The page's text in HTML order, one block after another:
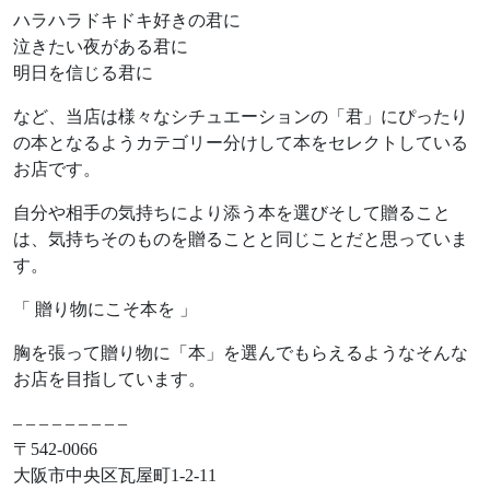
ハラハラドキドキ好きの君に
泣きたい夜がある君に
明日を信じる君に
など、当店は様々なシチュエーションの「君」にぴったり
の本となるようカテゴリー分けして本をセレクトしている
お店です。
自分や相手の気持ちにより添う本を選びそして贈ること
は、気持ちそのものを贈ることと同じことだと思っていま
す。
「 贈り物にこそ本を 」
胸を張って贈り物に「本」を選んでもらえるようなそんな
お店を目指しています。
– – – – – – – – –
〒542-0066
大阪市中央区瓦屋町1-2-11